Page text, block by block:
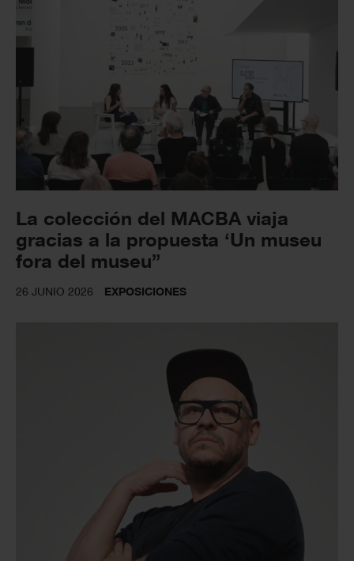
La colección del MACBA viaja
gracias a la propuesta ‘Un museu
fora del museu”
26 JUNIO 2026 EXPOSICIONES